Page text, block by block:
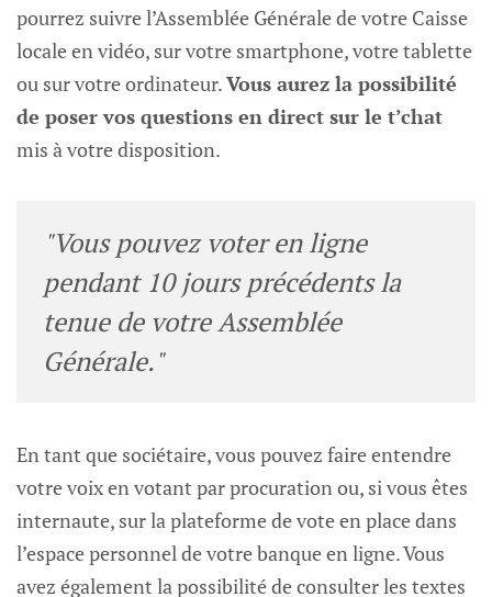
pourrez suivre l’Assemblée Générale de votre Caisse
locale en vidéo, sur votre smartphone, votre tablette
ou sur votre ordinateur.Vous aurez la possibilité
de poser vos questions en direct sur le t’chat
mis à votre disposition.
"Vous pouvez voter en ligne
pendant 10 jours précédents la
tenue de votre Assemblée
Générale."
En tant que sociétaire, vous pouvez faire entendre
votre voix en votant par procuration ou, si vous êtes
internaute, sur la plateforme de vote en place dans
l’espace personnel de votre banque en ligne. Vous
avez également la possibilité de consulter les textes